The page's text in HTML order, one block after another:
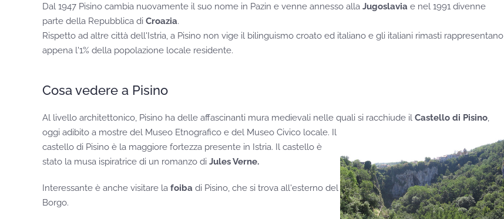
Dal 1947 Pisino cambia nuovamente il suo nome in Pazin e venne annesso alla Jugoslavia e nel 1991 divenne
parte della Repubblica di Croazia.
Rispetto ad altre città dell'Istria, a Pisino non vige il bilinguismo croato ed italiano e gli italiani rimasti rappresentano
appena l'1% della popolazione locale residente.
Cosa vedere a Pisino
Al livello architettonico, Pisino ha delle affascinanti mura medievali nelle quali si racchiude il Castello di Pisino,
oggi adibito a mostre del Museo Etnografico e del Museo Civico locale. Il
castello di Pisino è la maggiore fortezza presente in Istria. Il castello è
stato la musa ispiratrice di un romanzo di Jules Verne.
Interessante è anche visitare la foiba di Pisino, che si trova all'esterno del
Borgo.